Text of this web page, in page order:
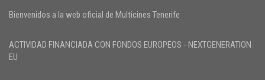
Bienvenidos a la web oficial de Multicines Tenerife
ACTIVIDAD FINANCIADA CON FONDOS EUROPEOS - NEXTGENERATION
EU